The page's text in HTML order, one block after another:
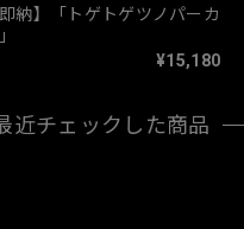
即納】「トゲトゲツノパーカ
¥15,180
近チェックした商品